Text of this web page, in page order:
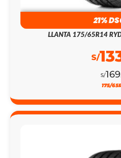
21%
LLANTA 175/65R14
S/
S/
175/